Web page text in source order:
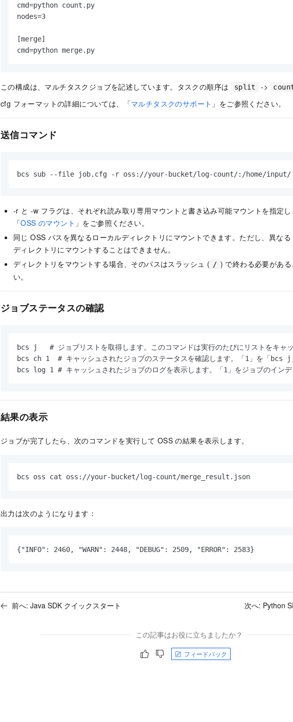
cmd=python count.py
nodes=3
[merge]
cmd=python merge.py
この構成は、マルチタスクジョブを記述しています。タスクの順序は split ->
cfg フォーマットの詳細については、「マルチタスクのサポート 」をご参照ください。
送信コマンド
bcs sub --file job.cfg -r oss://your-bucket/log-count/:/home/input/
-r と -w フラグは、それぞれ読み取り専用マウントと書き込み可能マウントを指定
「OSS のマウント 」をご参照ください。
同じ OSS パスを異なるローカルディレクトリにマウントできます。ただし、異な
ディレクトリにマウントすることはできません。
ディレクトリをマウントする場合、そのパスはスラッシュ ( / ) で終わる必要があ
い。
ジョブステータスの確認
bcs j   # ジョブリストを取得します。このコマンドは実行のたびにリストをキャ
bcs ch 1  # キャッシュされたジョブのステータスを確認します。「1」を「bcs j
bcs log 1 # キャッシュされたジョブのログを表示します。「1」をジョブのインデ
結果の表示
ジョブが完了したら、次のコマンドを実行して OSS の結果を表示します。
bcs oss cat oss://your-bucket/log-count/merge_result.json
出力は次のようになります：
{"INFO": 2460, "WARN": 2448, "DEBUG": 2509, "ERROR": 2583}
前へ: Java SDK クイックスタート 次へ: Python
この記事はお役に立ちましたか？
フィードバック